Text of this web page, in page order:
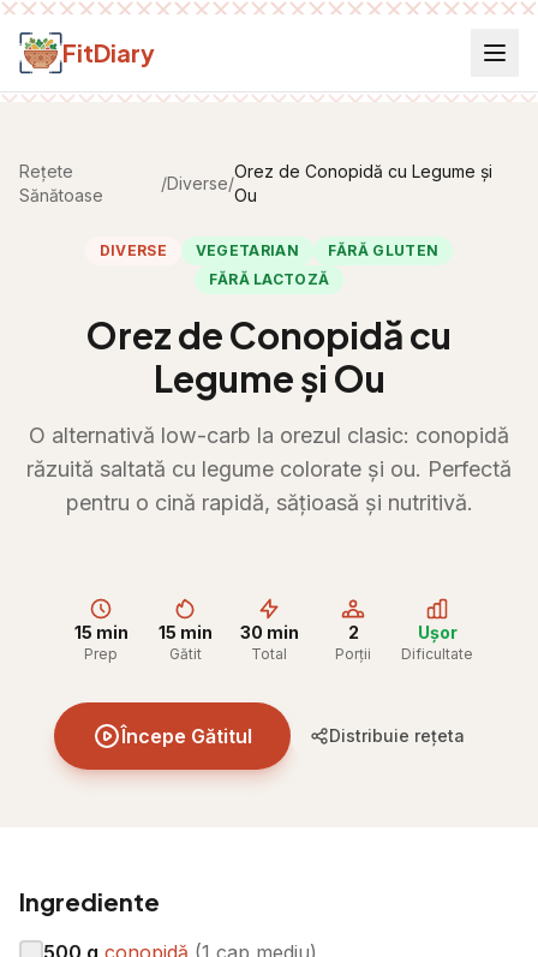
Salt la conținut
FitDiary
Rețete
Sănătoase
/Diverse/
Orez de Conopidă cu Legume și
Ou
DIVERSE VEGETARIAN
FĂRĂ GLUTEN
FĂRĂ LACTOZĂ
Orez de Conopidă cu
Legume și Ou
O alternativă low-carb la orezul clasic: conopidă
răzuită saltată cu legume colorate și ou. Perfectă
pentru o cină rapidă, sățioasă și nutritivă.
15 min
Prep
15 min
Gătit
30 min
Total
2
Porții
Ușor
Dificultate
Începe Gătitul Distribuie rețeta
Ingrediente
500 g conopidă (1 cap mediu)